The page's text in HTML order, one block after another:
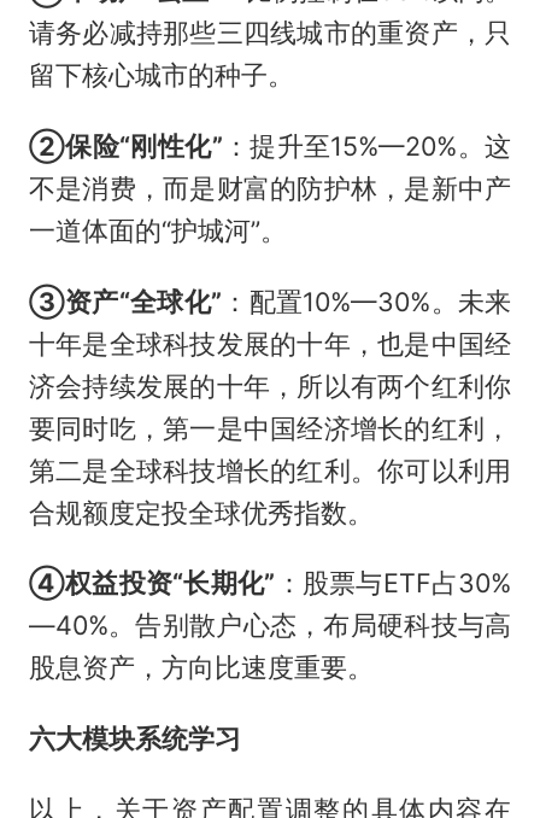
请务必减持那些三四线城市的重资产，只
留下核心城市的种子。
②保险“刚性化” ：提升至15%—20%。这
不是消费，而是财富的防护林，是新中产
一道体面的“护城河”。
③资产“全球化” ：配置10%—30%。未来
十年是全球科技发展的十年，也是中国经
济会持续发展的十年，所以有两个红利你
要同时吃，第一是中国经济增长的红利，
第二是全球科技增长的红利。你可以利用
合规额度定投全球优秀指数。
④权益投资“长期化” ：股票与ETF占30%
—40%。告别散户心态，布局硬科技与高
股息资产，方向比速度重要。
六大模块系统学习
以上，关于资产配置调整的具体内容在